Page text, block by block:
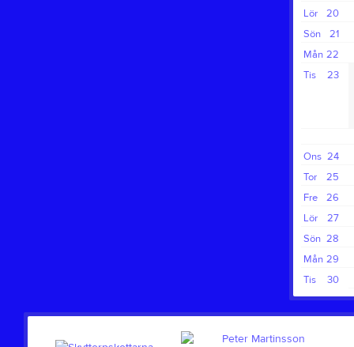
20
Lör
21
Sön
22
Mån
23
Tis
24
Ons
25
Tor
26
Fre
27
Lör
28
Sön
29
Mån
30
Tis